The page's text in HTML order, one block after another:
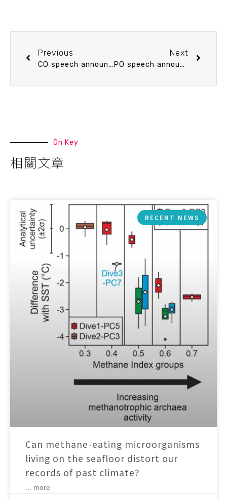
Previous
CO speech announcement 3/28 (Tue) 13：20 Abiotic Aggregation of Organic Matter in Aquatic Systems: Alteration of Chemical Characteristics and Implications. Dr. Tzong-Yueh Chen (IONTU)
Next
PO speech announcement 3/30 (Thu) 14：20 淺談海嘯研究 Prof. I-Chi Chan (NTU Civil Eng.)
On Key
相關文章
RECENT NEWS
Can methane-eating microorganisms
living on the seafloor distort our
records of past climate?
... more